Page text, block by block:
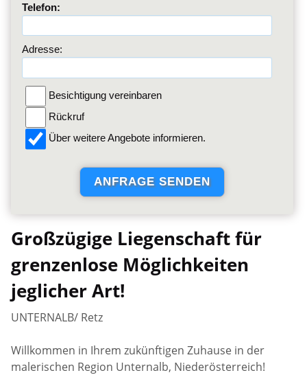
Telefon:
Adresse:
Besichtigung vereinbaren
Rückruf
Über weitere Angebote informieren.
Großzügige Liegenschaft für
grenzenlose Möglichkeiten
jeglicher Art!
UNTERNALB/ Retz
Willkommen in Ihrem zukünftigen Zuhause in der
malerischen Region Unternalb, Niederösterreich!